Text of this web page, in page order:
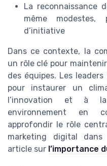
La reconnaissance
même
d’initiative
Dans ce contexte, la
un rôle clé pour
des équipes. Les
pour instaurer un
l’innovation et à
environnement en
approfondir le rôle
marketing digital dans
article sur l’importance